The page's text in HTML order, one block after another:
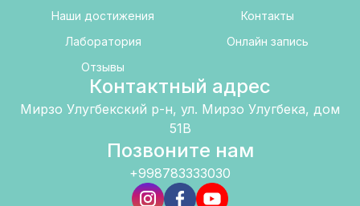
Наши достижения
Лаборатория
Отзывы
Контакты
Онлайн запись
Контактный адрес
Мирзо Улугбекский р-н, ул. Мирзо Улугбека, дом
51B
Позвоните нам
+998783333030